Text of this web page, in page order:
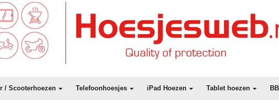
/ Scooterhoezen Telefoonhoesjes iPad Hoezen Tablet hoezen